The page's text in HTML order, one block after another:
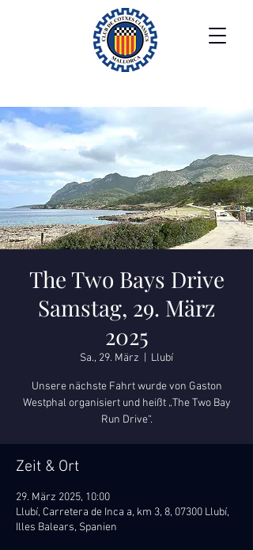
The Two Bays Drive
Samstag, 29. März
2025
Sa., 29. März Llubí
Unsere nächste Fahrt wurde von Gaston
Westphal organisiert und heißt „The Two Bay
Run Drive“.
Zeit & Ort
29. März 2025, 10:00
Llubí, Carretera de Inca a, km 3, 8, 07300 Llubí,
Illes Balears, Spanien